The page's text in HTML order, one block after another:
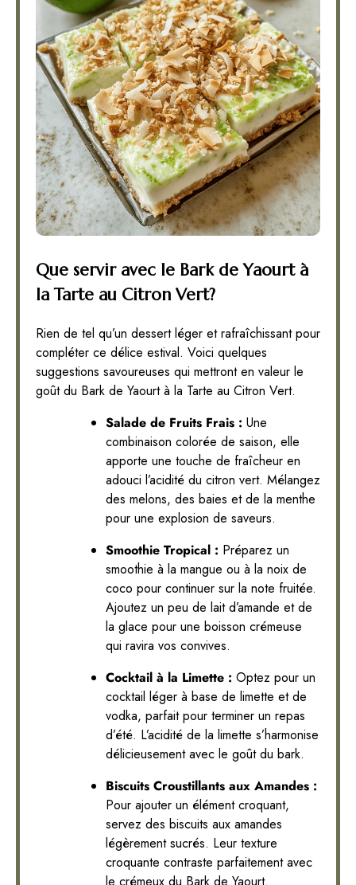
Que servir avec le Bark de Yaourt à
la Tarte au Citron Vert?
Rien de tel qu’un dessert léger et rafraîchissant pour
compléter ce délice estival. Voici quelques
suggestions savoureuses qui mettront en valeur le
goût du Bark de Yaourt à la Tarte au Citron Vert.
Salade de Fruits Frais : Une
combinaison colorée de saison, elle
apporte une touche de fraîcheur en
adouci l’acidité du citron vert. Mélangez
des melons, des baies et de la menthe
pour une explosion de saveurs.
Smoothie Tropical : Préparez un
smoothie à la mangue ou à la noix de
coco pour continuer sur la note fruitée.
Ajoutez un peu de lait d’amande et de
la glace pour une boisson crémeuse
qui ravira vos convives.
Cocktail à la Limette : Optez pour un
cocktail léger à base de limette et de
vodka, parfait pour terminer un repas
d’été. L’acidité de la limette s’harmonise
délicieusement avec le goût du bark.
Biscuits Croustillants aux Amandes :
Pour ajouter un élément croquant,
servez des biscuits aux amandes
légèrement sucrés. Leur texture
croquante contraste parfaitement avec